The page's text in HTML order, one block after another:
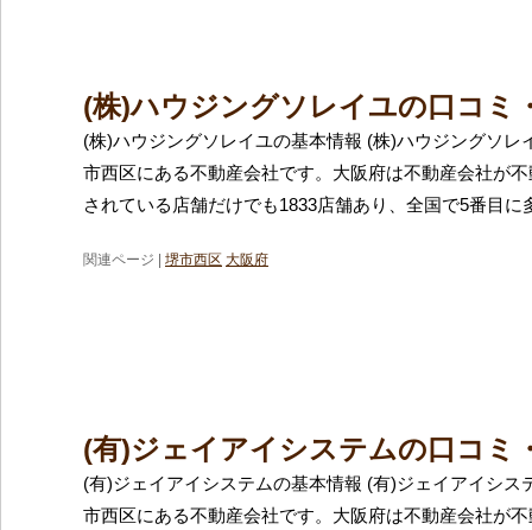
(株)ハウジングソレイユの口コミ
(株)ハウジングソレイユの基本情報 (株)ハウジングソレ
市西区にある不動産会社です。大阪府は不動産会社が
されている店舗だけでも1833店舗あり、全国で5番目に
関連ページ | 堺市西区 大阪府
(有)ジェイアイシステムの口コミ
(有)ジェイアイシステムの基本情報 (有)ジェイアイシス
市西区にある不動産会社です。大阪府は不動産会社が